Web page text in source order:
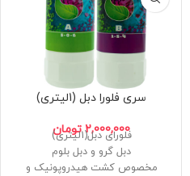
سری فلورا دبل (1لیتری)
2,000,000 تومان فلورای دبل(1لیتری)
دبل گرو و دبل بلوم
مخصوص کشت هیدروپونیک و